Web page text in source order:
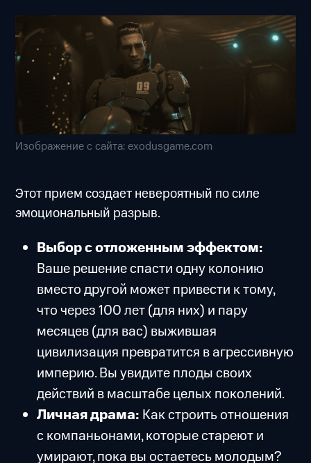
Изображение с сайта: exodusgame.com
Этот прием создает невероятный по силе
эмоциональный разрыв.
Выбор с отложенным эффектом:
Ваше решение спасти одну колонию
вместо другой может привести к тому,
что через 100 лет (для них) и пару
месяцев (для вас) выжившая
цивилизация превратится в агрессивную
империю. Вы увидите плоды своих
действий в масштабе целых поколений.
Личная драма: Как строить отношения
с компаньонами, которые стареют и
умирают, пока вы остаетесь молодым?